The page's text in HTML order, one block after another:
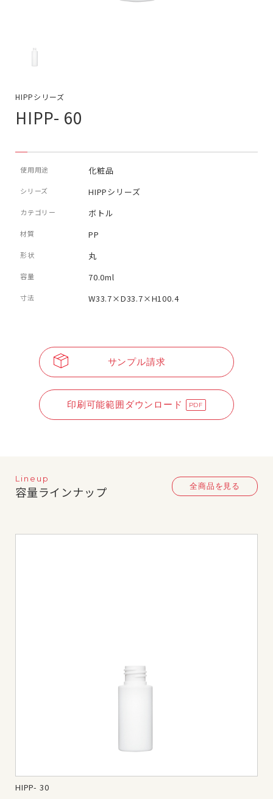
HIPPシリーズ
HIPP- 60
使用用途 化粧品
シリーズ HIPPシリーズ
カテゴリー ボトル
材質 PP
形状 丸
容量 70.0ml
寸法 W33.7×D33.7×H100.4
サンプル請求
印刷可能範囲ダウンロード
Lineup
容量ラインナップ 全商品を見る
HIPP- 30